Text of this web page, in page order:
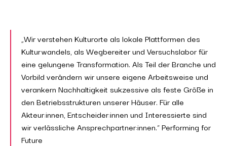
„Wir verstehen Kulturorte als lokale Plattformen des
Kulturwandels, als Wegbereiter und Versuchslabor für
eine gelungene Transformation. Als Teil der Branche und
Vorbild verändern wir unsere eigene Arbeitsweise und
verankern Nachhaltigkeit sukzessive als feste Größe in
den Betriebsstrukturen unserer Häuser. Für alle
Akteur:innen, Entscheider:innen und Interessierte sind
wir verlässliche Ansprechpartner:innen.“ Performing for
Future